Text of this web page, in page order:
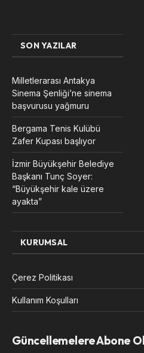
SON YAZILAR
Milletlerarası Antakya
Sinema Şenliği’ne sinema
başvurusu yağmuru
Bergama Tenis Kulübü
Zafer Kupası başlıyor
İzmir Büyükşehir Belediye
Başkanı Tunç Soyer:
“Büyükşehir kale üzere
ayakta”
KURUMSAL
Çerez Politikası
Kullanım Koşulları
Güncellemelere Abone Ol